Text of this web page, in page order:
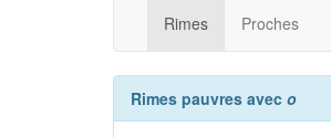
Rimes Proches
Rimes pauvres avec o